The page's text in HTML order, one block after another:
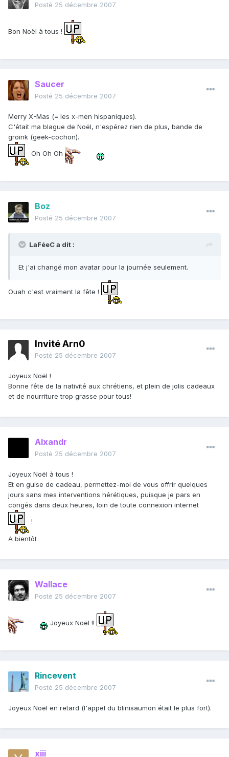
Posté 25 décembre 2007
Bon Noël à tous !
Saucer
Posté 25 décembre 2007
Merry X-Mas (= les x-men hispaniques).
C'était ma blague de Noël, n'espérez rien de plus, bande de
groink (geek-cochon).
Oh Oh Oh
Boz
Posté 25 décembre 2007
LaFéeC a dit :
Et j'ai changé mon avatar pour la journée seulement.
Ouah c'est vraiment la fête !
Invité Arn0
Posté 25 décembre 2007
Joyeux Noël !
Bonne fête de la nativité aux chrétiens, et plein de jolis cadeaux
et de nourriture trop grasse pour tous!
Alxandr
Posté 25 décembre 2007
Joyeux Noël à tous !
Et en guise de cadeau, permettez-moi de vous offrir quelques
jours sans mes interventions hérétiques, puisque je pars en
congés dans deux heures, loin de toute connexion internet
!
A bientôt
Wallace
Posté 25 décembre 2007
Joyeux Noël !!
Rincevent
Posté 25 décembre 2007
Joyeux Noël en retard (l'appel du blinisaumon était le plus fort).
xiii